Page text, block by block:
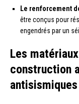
Le renforcement
être conçus pour
engendrés par un
Les
construction
antisismiques